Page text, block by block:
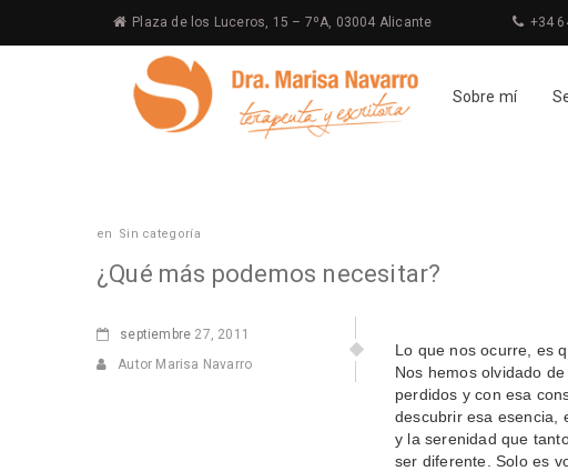
Plaza de los Luceros, 15 – 7ºA, 03004 Alicante +34
Sobre mí
en Sin categoría
¿Qué más podemos necesitar?
septiembre 27, 2011
Autor Marisa Navarro
Lo que nos ocurre, es
Nos hemos olvidado
perdidos y con esa
descubrir esa esencia,
y la serenidad que
ser diferente. Solo es